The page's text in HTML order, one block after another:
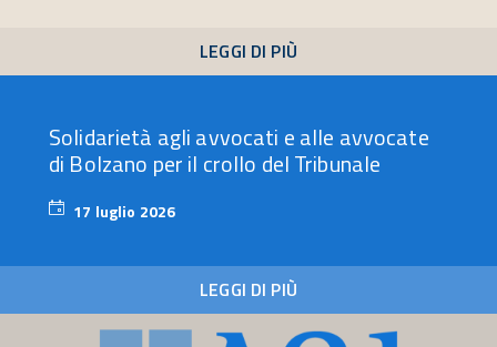
LEGGI DI PIÙ
Solidarietà agli avvocati e alle avvocate
di Bolzano per il crollo del Tribunale
17 luglio 2026
LEGGI DI PIÙ